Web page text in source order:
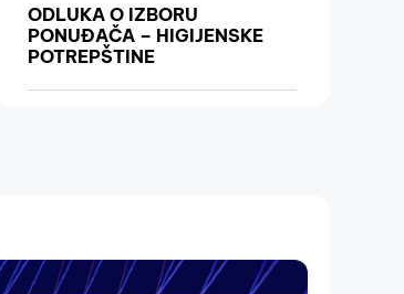
ODLUKA O IZBORU
PONUĐAČA – HIGIJENSKE
POTREPŠTINE